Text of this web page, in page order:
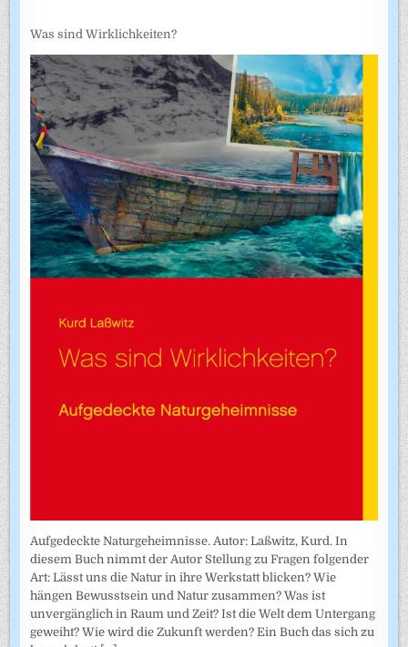
Was sind Wirklichkeiten?
Aufgedeckte Naturgeheimnisse. Autor: Laßwitz, Kurd. In
diesem Buch nimmt der Autor Stellung zu Fragen folgender
Art: Lässt uns die Natur in ihre Werkstatt blicken? Wie
hängen Bewusstsein und Natur zusammen? Was ist
unvergänglich in Raum und Zeit? Ist die Welt dem Untergang
geweiht? Wie wird die Zukunft werden? Ein Buch das sich zu